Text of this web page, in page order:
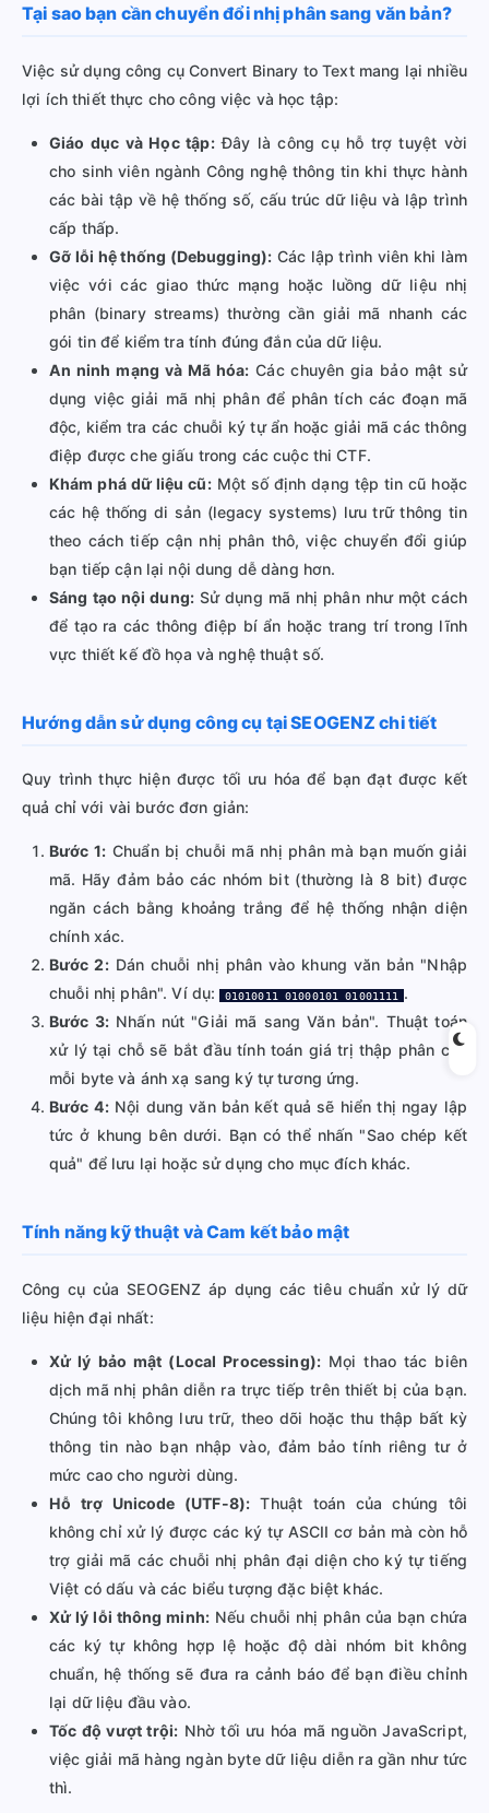
Tại sao bạn cần chuyển đổi nhị phân sang văn bản?
Việc sử dụng công cụ Convert Binary to Text mang lại nhiều
lợi ích thiết thực cho công việc và học tập:
Giáo dục và Học tập:Đây là công cụ hỗ trợ tuyệt vời
cho sinh viên ngành Công nghệ thông tin khi thực hành
các bài tập về hệ thống số, cấu trúc dữ liệu và lập trình
cấp thấp.
Gỡ lỗi hệ thống (Debugging): Các lập trình viên khi làm
việc với các giao thức mạng hoặc luồng dữ liệu nhị
phân (binary streams) thường cần giải mã nhanh các
gói tin để kiểm tra tính đúng đắn của dữ liệu.
An ninh mạng và Mã hóa: Các chuyên gia bảo mật sử
dụng việc giải mã nhị phân để phân tích các đoạn mã
độc, kiểm tra các chuỗi ký tự ẩn hoặc giải mã các thông
điệp được che giấu trong các cuộc thi CTF.
Khám phá dữ liệu cũ:Một số định dạng tệp tin cũ hoặc
các hệ thống di sản (legacy systems) lưu trữ thông tin
theo cách tiếp cận nhị phân thô, việc chuyển đổi giúp
bạn tiếp cận lại nội dung dễ dàng hơn.
Sáng tạo nội dung:Sử dụng mã nhị phân như một cách
để tạo ra các thông điệp bí ẩn hoặc trang trí trong lĩnh
vực thiết kế đồ họa và nghệ thuật số.
Hướng dẫn sử dụng công cụ tại SEOGENZ chi tiết
Quy trình thực hiện được tối ưu hóa để bạn đạt được kết
quả chỉ với vài bước đơn giản:
Bước 1: Chuẩn bị chuỗi mã nhị phân mà bạn muốn giải
mã. Hãy đảm bảo các nhóm bit (thường là 8 bit) được
ngăn cách bằng khoảng trắng để hệ thống nhận diện
chính xác.
Bước 2:Dán chuỗi nhị phân vào khung văn bản "Nhập
chuỗi nhị phân". Ví dụ: 01010011 01000101 01001111
.
Bước 3:Nhấn nút "Giải mã sang Văn bản". Thuật toán
xử lý tại chỗ sẽ bắt đầu tính toán giá trị thập phân của
mỗi byte và ánh xạ sang ký tự tương ứng.
Bước 4:Nội dung văn bản kết quả sẽ hiển thị ngay lập
tức ở khung bên dưới. Bạn có thể nhấn "Sao chép kết
quả" để lưu lại hoặc sử dụng cho mục đích khác.
Tính năng kỹ thuật và Cam kết bảo mật
Công cụ của SEOGENZ áp dụng các tiêu chuẩn xử lý dữ
liệu hiện đại nhất:
Xử lý bảo mật (Local Processing):Mọi thao tác biên
dịch mã nhị phân diễn ra trực tiếp trên thiết bị của bạn.
Chúng tôi không lưu trữ, theo dõi hoặc thu thập bất kỳ
thông tin nào bạn nhập vào, đảm bảo tính riêng tư ở
mức cao cho người dùng.
Hỗ trợ Unicode (UTF-8): Thuật toán của chúng tôi
không chỉ xử lý được các ký tự ASCII cơ bản mà còn hỗ
trợ giải mã các chuỗi nhị phân đại diện cho ký tự tiếng
Việt có dấu và các biểu tượng đặc biệt khác.
Xử lý lỗi thông minh: Nếu chuỗi nhị phân của bạn chứa
các ký tự không hợp lệ hoặc độ dài nhóm bit không
chuẩn, hệ thống sẽ đưa ra cảnh báo để bạn điều chỉnh
lại dữ liệu đầu vào.
Tốc độ vượt trội: Nhờ tối ưu hóa mã nguồn JavaScript,
việc giải mã hàng ngàn byte dữ liệu diễn ra gần như tức
thì.